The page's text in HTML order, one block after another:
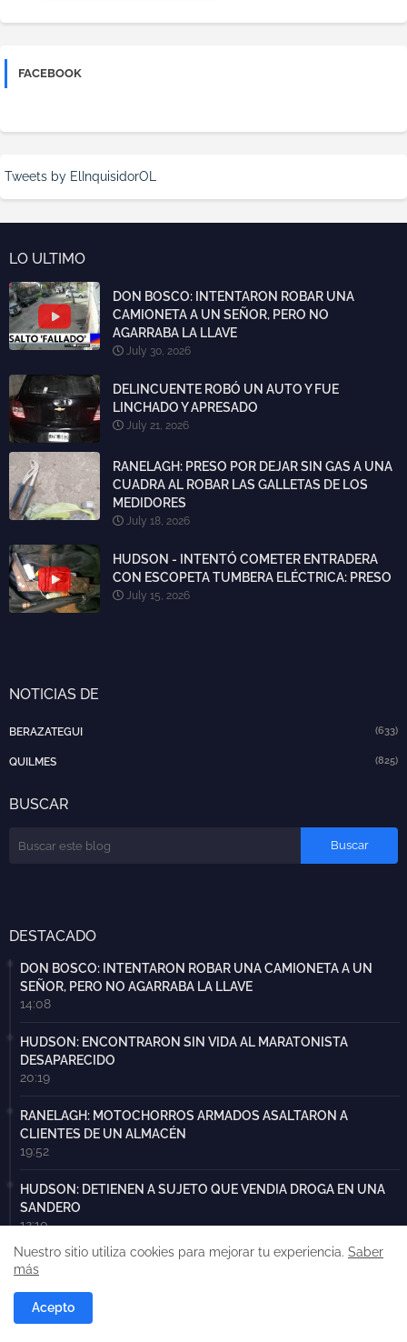
FACEBOOK
Tweets by ElInquisidorOL
LO ULTIMO
DON BOSCO: INTENTARON ROBAR UNA
CAMIONETA A UN SEÑOR, PERO NO
AGARRABA LA LLAVE
July 30, 2026
DELINCUENTE ROBÓ UN AUTO Y FUE
LINCHADO Y APRESADO
July 21, 2026
RANELAGH: PRESO POR DEJAR SIN GAS A UNA
CUADRA AL ROBAR LAS GALLETAS DE LOS
MEDIDORES
July 18, 2026
HUDSON - INTENTÓ COMETER ENTRADERA
CON ESCOPETA TUMBERA ELÉCTRICA: PRESO
July 15, 2026
NOTICIAS DE
BERAZATEGUI (633)
QUILMES (825)
BUSCAR
DESTACADO
DON BOSCO: INTENTARON ROBAR UNA CAMIONETA A UN
SEÑOR, PERO NO AGARRABA LA LLAVE
14:08
HUDSON: ENCONTRARON SIN VIDA AL MARATONISTA
DESAPARECIDO
20:19
RANELAGH: MOTOCHORROS ARMADOS ASALTARON A
CLIENTES DE UN ALMACÉN
19:52
HUDSON: DETIENEN A SUJETO QUE VENDIA DROGA EN UNA
SANDERO
12:10
DELINCUENTE ROBÓ UN AUTO Y FUE LINCHADO Y APRESADO
16:17
Nuestro sitio utiliza cookies para mejorar tu experiencia. Saber
más
Acepto